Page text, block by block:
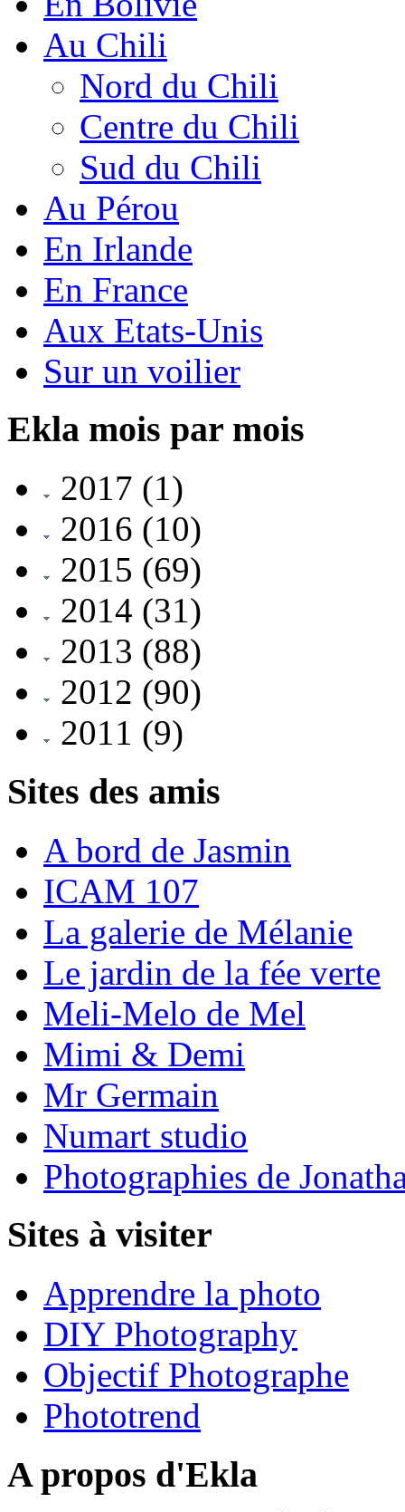
Au Chili
Nord du Chili
Centre du Chili
Sud du Chili
Au Pérou
En Irlande
En France
Aux Etats-Unis
Sur un voilier
Ekla mois par mois
2017 (1)
2016 (10)
2015 (69)
2014 (31)
2013 (88)
2012 (90)
2011 (9)
Sites des amis
A bord de Jasmin
ICAM 107
La galerie de Mélanie
Le jardin de la fée verte
Meli-Melo de Mel
Mimi & Demi
Mr Germain
Numart studio
Photographies de
Sites à visiter
Apprendre la photo
DIY Photography
Objectif Photographe
Phototrend
A propos d'Ekla